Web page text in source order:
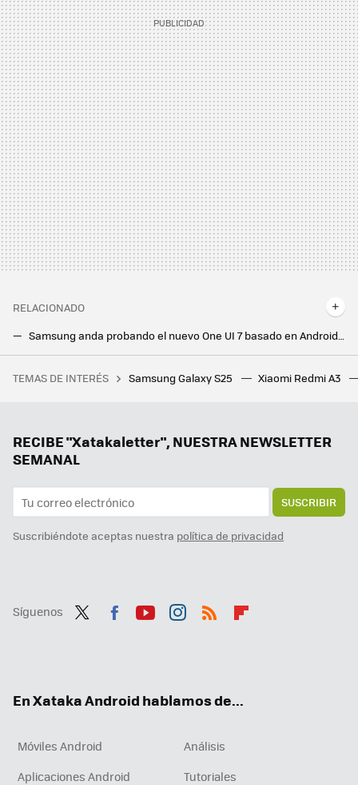
RELACIONADO
Samsung anda probando el nuevo One UI 7 basado en Android 15 en uno de sus Galaxy A más populares
Participa y gana dos entradas para el AI2030, el gran evento sobre inteligencia artificial en la empresa
TEMAS DE INTERÉS Samsung Galaxy S25 Xiaomi Redmi A3
RECIBE "Xatakaletter", NUESTRA NEWSLETTER
SEMANAL
SUSCRIBIR
Suscribiéndote aceptas nuestra política de privacidad
Síguenos
En Xataka Android hablamos de...
Móviles Android
Análisis
Aplicaciones Android
Tutoriales